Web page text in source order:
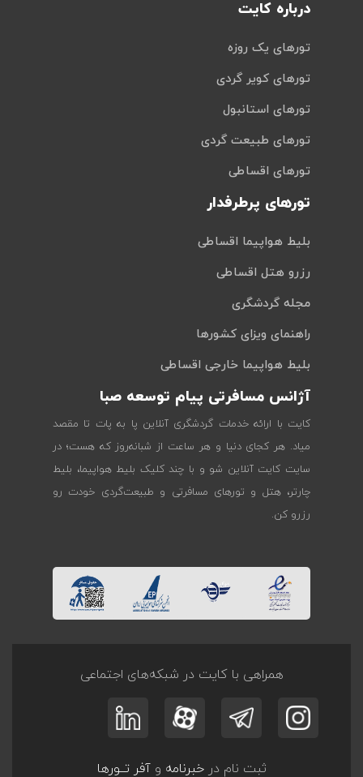
درباره کایت
تورهای یک روزه
تورهای کویر گردی
تورهای استانبول
تورهای طبیعت گردی
تورهای اقساطی
تورهای پرطرفدار
بلیط هواپیما اقساطی
رزرو هتل اقساطی
مجله گردشگری
راهنمای ویزای کشورها
بلیط هواپیما خارجی اقساطی
آژانس مسافرتی پیام توسعه صبا
کایت با ارائه خدمات گردشگری آنلاین پا به پات تا مقصد
میاد. هر کجای دنیا و هر ساعت از شبانه‌روز که هست؛ در
سایت کایت آنلاین شو و با چند کلیک بلیط هواپیما، بلیط
چارتر، هتل و تورهای مسافرتی و طبیعت‌گردی خودت رو
رزرو کن.
همراهی با کایت در شبکه‌های اجتماعی
ثبت نام درخبرنامه وآفر تــورها